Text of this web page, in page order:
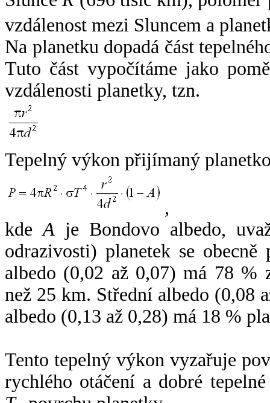
vzdálenost mezi Sluncem a
Na planetku dopadá část
Tuto část vypočítáme jako
vzdálenosti planetky, tzn.
Tepelný výkon přijímaný
,
kdeA je Bondovo albedo,
odrazivosti) planetek se
albedo (0,02 až 0,07) má 78 %
než 25 km. Střední albedo (0,08
albedo (0,13 až 0,28) má 18 %
Tento tepelný výkon vyzařuje
rychlého otáčení a dobré